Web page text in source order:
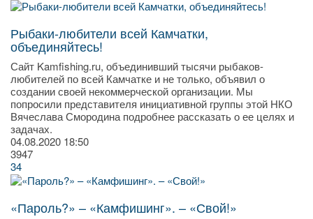
Рыбаки-любители всей Камчатки,
объединяйтесь!
Сайт Kamfishing.ru, объединивший тысячи рыбаков-
любителей по всей Камчатке и не только, объявил о
создании своей некоммерческой организации. Мы
попросили представителя инициативной группы этой НКО
Вячеслава Смородина подробнее рассказать о ее целях и
задачах.
04.08.2020 18:50
3947
34
«Пароль?» – «Камфишинг». – «Свой!»